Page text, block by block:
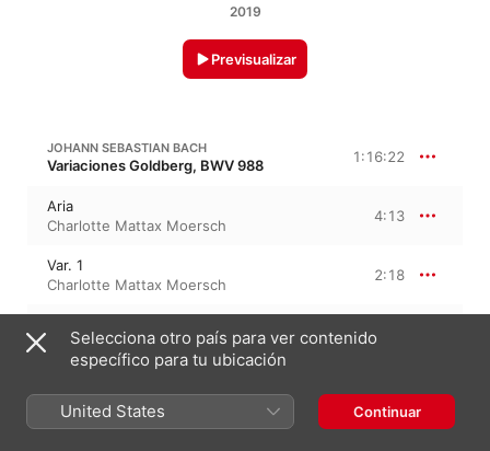
2019
Previsualizar
JOHANN SEBASTIAN BACH
Variaciones Goldberg, BWV 988 1:16:22
Aria
Charlotte Mattax Moersch
4:13
Var. 1
Charlotte Mattax Moersch
2:18
Charlotte Mattax Moersch
1:39
Charlotte Mattax Moersch
2:22
Selecciona otro país para ver contenido
específico para tu ubicación
United States Continuar